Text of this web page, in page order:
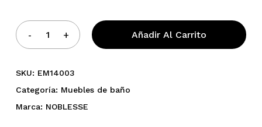
No hay productos en el
Añadir Al Carrito
SKU: EM14003
Categoría: Muebles de baño
Marca: NOBLESSE